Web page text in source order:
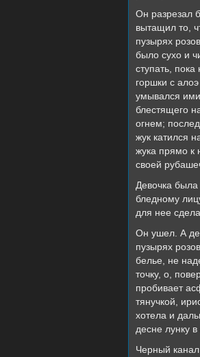
Он разрезал
вытащил то,
пузырях
было сухо и
ступать,
горшки с
умывался
блестящего
огнем;
жук катился
жука прямо к
своей
Девочка
бледному
для нее
Он ушел. А
пузырях
белье, не
точку, о,
пробивает
тянучкой,
хотела и
десне лунку
Черный